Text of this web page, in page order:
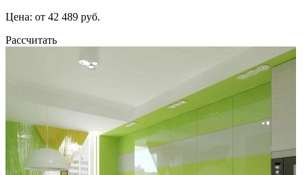
Цена: от 42 489 руб.
Рассчитать